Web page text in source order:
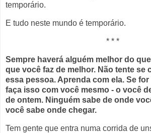
temporário.
E tudo neste mundo é temporário.
* * *
Sempre haverá alguém melhor do
que você faz de melhor. Não tente se
essa pessoa. Aprenda com ela. Se
faça isso com você mesmo - o você
de ontem. Ninguém sabe de onde
você sabe onde chegar.
Tem gente que entra numa corrida de